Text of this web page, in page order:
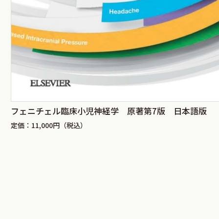
フェニチェル臨床小児神経学 原著第7版 日本語版
定価：11,000円（税込）